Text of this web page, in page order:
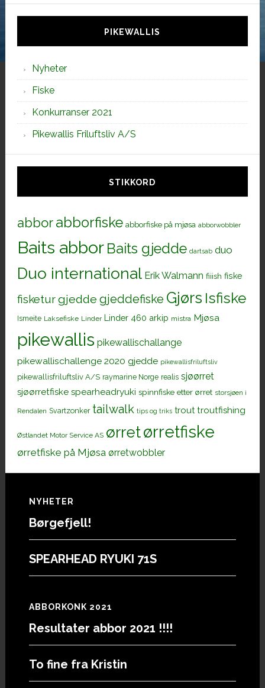
PIKEWALLIS
Nyheter
Fiske
Konkurranser 2021
Pikewallis Friluftsliv A/S
STIKKORD
abborabborfiske abborfiske på mjøsa abborwobbler
Baits abbor Baits gjedde dartsab duo
Duo international Erik Walmann fiiish fiske
fisketurgjedde gjeddefiske Gjørs Isfiske
Ismeite Laksefiske Linder Linder 460 arkip mistra Mjøsa
pikewallis pikewallischallange
pikewallischallenge 2020 gjedde pikewallisfriluftsliv
pikewallisfriluftsliv A/S raymarine Norge realis sjøørret
sjøørretfiske spearheadryuki spinnfiske etter ørret storsjøen i
Rendalen Svartzonker tailwalk tips og triks trout troutfishing
Østlandet Motor Service AS ørretørretfiske
ørretfiske på Mjøsa ørretwobbler
Footer
NYHETER
Børgefjell!
SPEARHEAD RYUKI 71S
ABBORKONK 2021
Resultater abbor 2021 !!!!
To fine fra Kristin